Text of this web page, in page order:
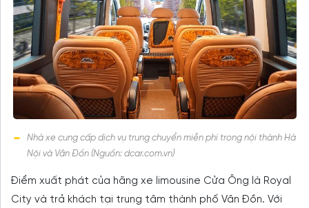
Nhà xe cung cấp dịch vụ trung chuyển miễn phí trong nội thành Hà
Nội và Vân Đồn (Nguồn: dcar.com.vn)
Điểm xuất phát của hãng xe limousine Cửa Ông là Royal
City và trả khách tại trung tâm thành phố Vân Đồn. Với